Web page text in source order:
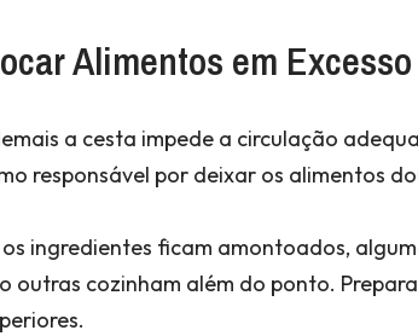
Alimentos em
a cesta impede a circulação
responsável por deixar os alimentos
ingredientes ficam amontoados,
outras cozinham além do ponto.